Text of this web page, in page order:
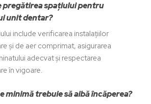
pregătirea spațiului pentru
unit dentar?
include verificarea instalațiilor
și de aer comprimat, asigurarea
adecvat și respectarea
în vigoare.
minimă trebuie să aibă încăperea?